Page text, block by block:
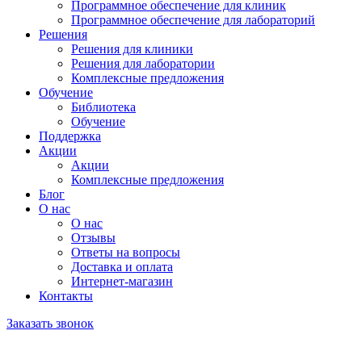
Программное обеспечение для клиник
Программное обеспечение для лабораторий
Решения
Решения для клиники
Решения для лаборатории
Комплексные предложения
Обучение
Библиотека
Обучение
Поддержка
Акции
Акции
Комплексные предложения
Блог
О нас
О нас
Отзывы
Ответы на вопросы
Доставка и оплата
Интернет-магазин
Контакты
Заказать звонок